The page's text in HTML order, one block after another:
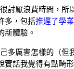
討厭浪費時間，所
多，包括推遲了學
新體驗。
多厲害怎樣的（但
話我覺得有點畸